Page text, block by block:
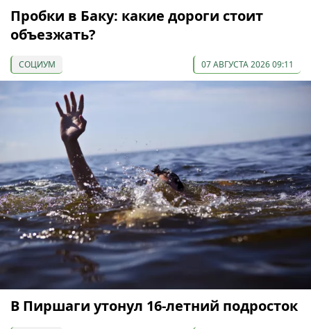
Пробки в Баку: какие дороги стоит
объезжать?
СОЦИУМ 07 АВГУСТА 2026 09:11
В Пиршаги утонул 16-летний подросток